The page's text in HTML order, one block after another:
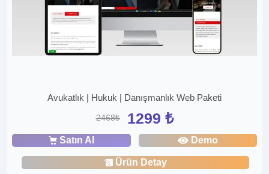
Avukatlık | Hukuk | Danışmanlık Web Paketi
2468₺ 1299 ₺
Satın Al Demo
Ürün Detay